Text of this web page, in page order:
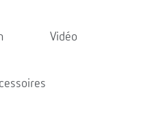
Vidéo